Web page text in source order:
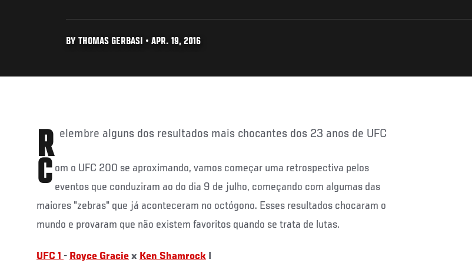
BY THOMAS GERBASI • APR. 19, 2016
Relembre alguns dos resultados mais chocantes dos 23 anos de UFC
C om o UFC 200 se aproximando, vamos começar uma retrospectiva pelos
eventos que conduziram ao do dia 9 de julho, começando com algumas das
maiores "zebras" que já aconteceram no octógono. Esses resultados chocaram o
mundo e provaram que não existem favoritos quando se trata de lutas.
UFC 1 - Royce Gracie x Ken Shamrock I